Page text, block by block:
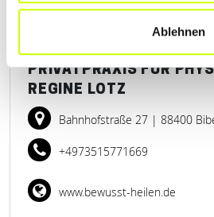
Ablehnen
PRIVATPRAXIS FÜR
REGINE LOTZ
Bahnhofstraße 27 | 88400
+4973515771669
www.bewusst-heilen.de